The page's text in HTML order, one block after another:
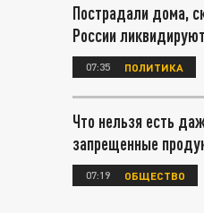
Пострадали дома,
России
07:35 ПОЛИТИКА
Что нельзя есть
запрещенные
07:19 ОБЩЕСТВО